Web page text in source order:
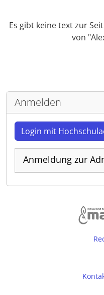
Es gibt keine text zur
von
Anmelden
Login mit
Anmeldung zur